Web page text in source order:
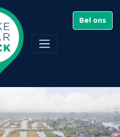
Bel ons